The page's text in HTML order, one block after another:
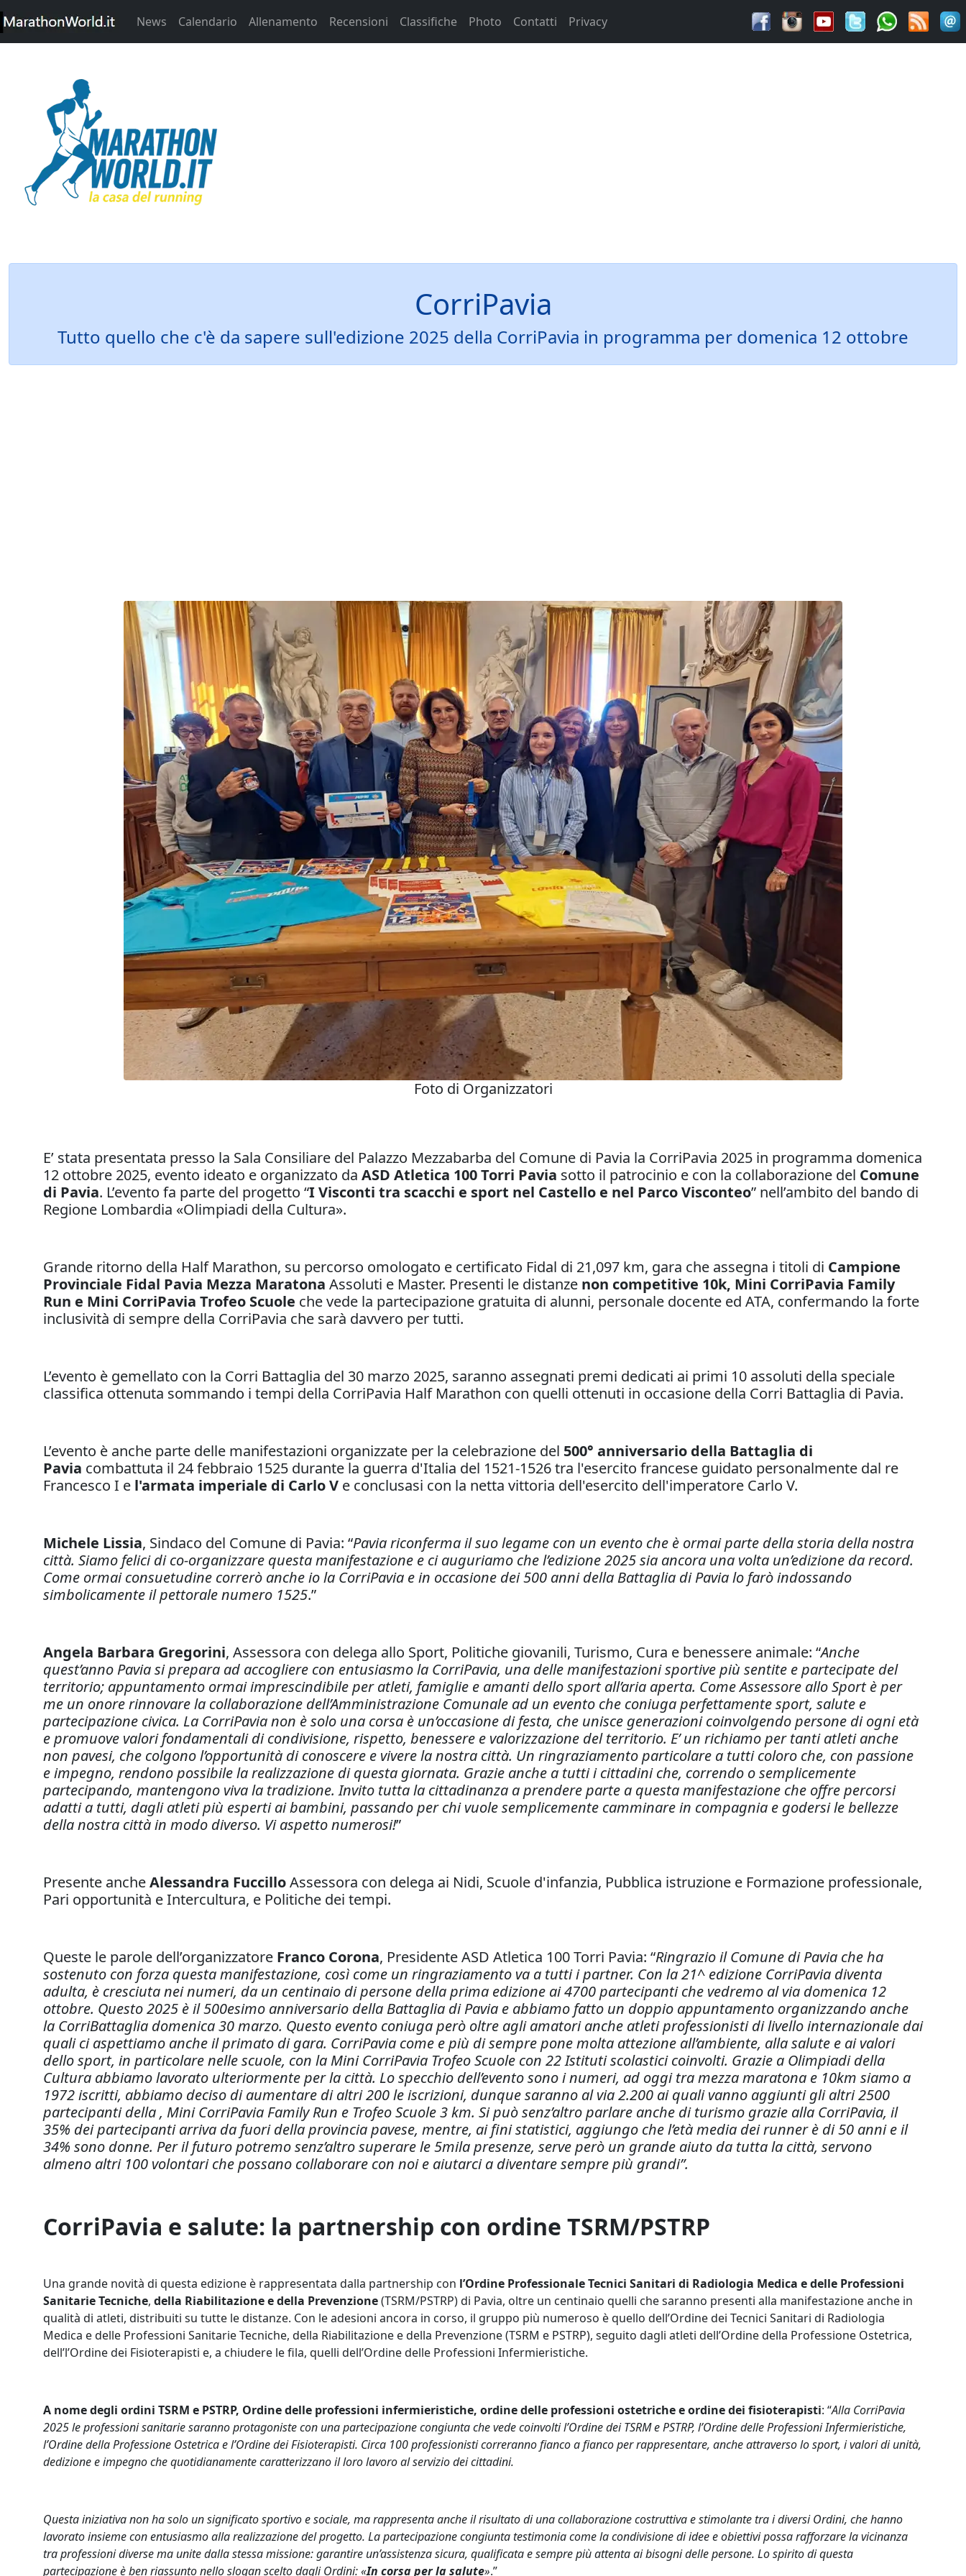
News Calendario Allenamento Recensioni Classifiche Photo Contatti Privacy
CorriPavia
Tutto quello che c'è da sapere sull'edizione 2025 della CorriPavia in programma per domenica 12 ottobre
Foto di Organizzatori
E’ stata presentata presso la Sala Consiliare del Palazzo Mezzabarba del Comune di Pavia la CorriPavia 2025 in programma domenica
12 ottobre 2025, evento ideato e organizzato da ASD Atletica 100 Torri Pavia sotto il patrocinio e con la collaborazione del Comune
di Pavia. L’evento fa parte del progetto “I Visconti tra scacchi e sport nel Castello e nel Parco Visconteo” nell’ambito del bando di
Regione Lombardia «Olimpiadi della Cultura».
Grande ritorno della Half Marathon, su percorso omologato e certificato Fidal di 21,097 km, gara che assegna i titoli di Campione
Provinciale Fidal Pavia Mezza Maratona Assoluti e Master. Presenti le distanze non competitive 10k, Mini CorriPavia Family
Run e Mini CorriPavia Trofeo Scuole che vede la partecipazione gratuita di alunni, personale docente ed ATA, confermando la forte
inclusività di sempre della CorriPavia che sarà davvero per tutti.
L’evento è gemellato con la Corri Battaglia del 30 marzo 2025, saranno assegnati premi dedicati ai primi 10 assoluti della speciale
classifica ottenuta sommando i tempi della CorriPavia Half Marathon con quelli ottenuti in occasione della Corri Battaglia di Pavia.
L’evento è anche parte delle manifestazioni organizzate per la celebrazione del 500° anniversario della Battaglia di
Pavia combattuta il 24 febbraio 1525 durante la guerra d'Italia del 1521-1526 tra l'esercito francese guidato personalmente dal re
Francesco I e l'armata imperiale di Carlo V e conclusasi con la netta vittoria dell'esercito dell'imperatore Carlo V.
Michele Lissia, Sindaco del Comune di Pavia: “Pavia riconferma il suo legame con un evento che è ormai parte della storia della nostra
città. Siamo felici di co-organizzare questa manifestazione e ci auguriamo che l’edizione 2025 sia ancora una volta un’edizione da record.
Come ormai consuetudine correrò anche io la CorriPavia e in occasione dei 500 anni della Battaglia di Pavia lo farò indossando
simbolicamente il pettorale numero 1525.”
Angela Barbara Gregorini, Assessora con delega allo Sport, Politiche giovanili, Turismo, Cura e benessere animale: “Anche
quest’anno Pavia si prepara ad accogliere con entusiasmo la CorriPavia, una delle manifestazioni sportive più sentite e partecipate del
territorio; appuntamento ormai imprescindibile per atleti, famiglie e amanti dello sport all’aria aperta. Come Assessore allo Sport è per
me un onore rinnovare la collaborazione dell’Amministrazione Comunale ad un evento che coniuga perfettamente sport, salute e
partecipazione civica. La CorriPavia non è solo una corsa è un’occasione di festa, che unisce generazioni coinvolgendo persone di ogni età
e promuove valori fondamentali di condivisione, rispetto, benessere e valorizzazione del territorio. E’ un richiamo per tanti atleti anche
non pavesi, che colgono l’opportunità di conoscere e vivere la nostra città. Un ringraziamento particolare a tutti coloro che, con passione
e impegno, rendono possibile la realizzazione di questa giornata. Grazie anche a tutti i cittadini che, correndo o semplicemente
partecipando, mantengono viva la tradizione. Invito tutta la cittadinanza a prendere parte a questa manifestazione che offre percorsi
adatti a tutti, dagli atleti più esperti ai bambini, passando per chi vuole semplicemente camminare in compagnia e godersi le bellezze
della nostra città in modo diverso. Vi aspetto numerosi!”
Presente ancheAlessandra FuccilloAssessora con delega ai Nidi, Scuole d'infanzia, Pubblica istruzione e Formazione professionale,
Pari opportunità e Intercultura, e Politiche dei tempi.
Queste le parole dell’organizzatore Franco Corona, Presidente ASD Atletica 100 Torri Pavia: “Ringrazio il Comune di Pavia che ha
sostenuto con forza questa manifestazione, così come un ringraziamento va a tutti i partner. Con la 21^ edizione CorriPavia diventa
adulta, è cresciuta nei numeri, da un centinaio di persone della prima edizione ai 4700 partecipanti che vedremo al via domenica 12
ottobre. Questo 2025 è il 500esimo anniversario della Battaglia di Pavia e abbiamo fatto un doppio appuntamento organizzando anche
la CorriBattaglia domenica 30 marzo. Questo evento coniuga però oltre agli amatori anche atleti professionisti di livello internazionale dai
quali ci aspettiamo anche il primato di gara. CorriPavia come e più di sempre pone molta attezione all’ambiente, alla salute e ai valori
dello sport, in particolare nelle scuole, con la Mini CorriPavia Trofeo Scuole con 22 Istituti scolastici coinvolti. Grazie a Olimpiadi della
Cultura abbiamo lavorato ulteriormente per la città. Lo specchio dell’evento sono i numeri, ad oggi tra mezza maratona e 10km siamo a
1972 iscritti, abbiamo deciso di aumentare di altri 200 le iscrizioni, dunque saranno al via 2.200 ai quali vanno aggiunti gli altri 2500
partecipanti della , Mini CorriPavia Family Run e Trofeo Scuole 3 km. Si può senz’altro parlare anche di turismo grazie alla CorriPavia, il
35% dei partecipanti arriva da fuori della provincia pavese, mentre, ai fini statistici, aggiungo che l’età media dei runner è di 50 anni e il
34% sono donne. Per il futuro potremo senz’altro superare le 5mila presenze, serve però un grande aiuto da tutta la città, servono
almeno altri 100 volontari che possano collaborare con noi e aiutarci a diventare sempre più grandi”.
CorriPavia e salute: la partnership con ordine TSRM/PSTRP
Una grande novità di questa edizione è rappresentata dalla partnership con l’Ordine Professionale Tecnici Sanitari di Radiologia Medica e delle Professioni
Sanitarie Tecniche, della Riabilitazione e della Prevenzione(TSRM/PSTRP) di Pavia, oltre un centinaio quelli che saranno presenti alla manifestazione anche in
qualità di atleti, distribuiti su tutte le distanze. Con le adesioni ancora in corso, il gruppo più numeroso è quello dell’Ordine dei Tecnici Sanitari di Radiologia
Medica e delle Professioni Sanitarie Tecniche, della Riabilitazione e della Prevenzione (TSRM e PSTRP), seguito dagli atleti dell’Ordine della Professione Ostetrica,
dell’l’Ordine dei Fisioterapisti e, a chiudere le fila, quelli dell’Ordine delle Professioni Infermieristiche.
A nome degli ordini TSRM e PSTRP, Ordine delle professioni infermieristiche, ordine delle professioni ostetriche e ordine dei fisioterapisti: “Alla CorriPavia
2025 le professioni sanitarie saranno protagoniste con una partecipazione congiunta che vede coinvolti l’Ordine dei TSRM e PSTRP, l’Ordine delle Professioni Infermieristiche,
l’Ordine della Professione Ostetrica e l’Ordine dei Fisioterapisti. Circa 100 professionisti correranno fianco a fianco per rappresentare, anche attraverso lo sport, i valori di unità,
dedizione e impegno che quotidianamente caratterizzano il loro lavoro al servizio dei cittadini.
Questa iniziativa non ha solo un significato sportivo e sociale, ma rappresenta anche il risultato di una collaborazione costruttiva e stimolante tra i diversi Ordini, che hanno
lavorato insieme con entusiasmo alla realizzazione del progetto. La partecipazione congiunta testimonia come la condivisione di idee e obiettivi possa rafforzare la vicinanza
tra professioni diverse ma unite dalla stessa missione: garantire un’assistenza sicura, qualificata e sempre più attenta ai bisogni delle persone. Lo spirito di questa
partecipazione è ben riassunto nello slogan scelto dagli Ordini: «In corsa per la salute».”